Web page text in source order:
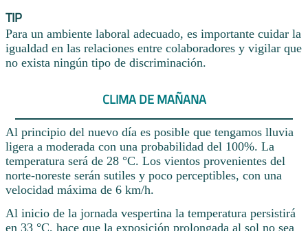
TIP
Para un ambiente laboral adecuado, es importante cuidar la
igualdad en las relaciones entre colaboradores y vigilar que
no exista ningún tipo de discriminación.
CLIMA DE MAÑANA
Al principio del nuevo día es posible que tengamos lluvia
ligera a moderada con una probabilidad del 100%. La
temperatura será de 28 °C. Los vientos provenientes del
norte-noreste serán sutiles y poco perceptibles, con una
velocidad máxima de 6 km/h.
Al inicio de la jornada vespertina la temperatura persistirá
en 33 °C, hace que la exposición prolongada al sol no sea